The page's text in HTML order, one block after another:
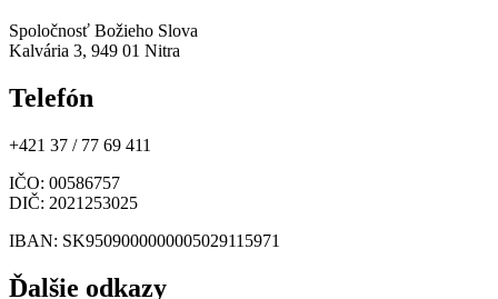
Spoločnosť Božieho Slova
Kalvária 3, 949 01 Nitra
Telefón
+421 37 / 77 69 411
IČO: 00586757
DIČ: 2021253025
IBAN: SK9509000000005029115971
Ďalšie odkazy